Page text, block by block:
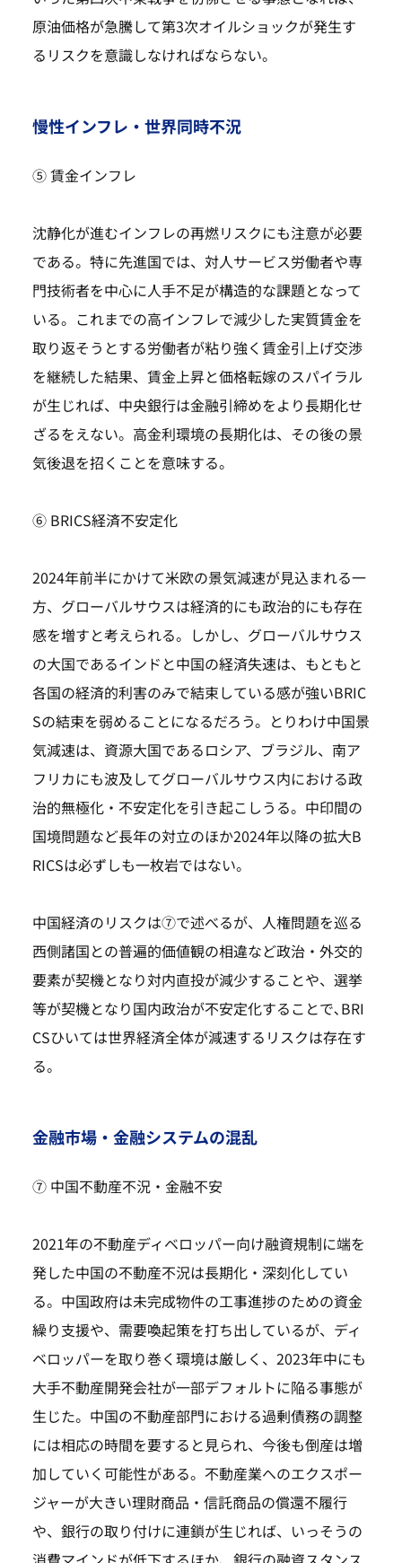
原油価格が急騰して第3次オイルショックが発生す
るリスクを意識しなければならない。
慢性インフレ・世界同時不況
⑤ 賃金インフレ
沈静化が進むインフレの再燃リスクにも注意が必要
である。特に先進国では、対人サービス労働者や専
門技術者を中心に人手不足が構造的な課題となって
いる。これまでの高インフレで減少した実質賃金を
取り返そうとする労働者が粘り強く賃金引上げ交渉
を継続した結果、賃金上昇と価格転嫁のスパイラル
が生じれば、中央銀行は金融引締めをより長期化せ
ざるをえない。高金利環境の長期化は、その後の景
気後退を招くことを意味する。
⑥ BRICS経済不安定化
2024年前半にかけて米欧の景気減速が見込まれる一
方、グローバルサウスは経済的にも政治的にも存在
感を増すと考えられる。しかし、グローバルサウス
の大国であるインドと中国の経済失速は、もともと
各国の経済的利害のみで結束している感が強いBRIC
Sの結束を弱めることになるだろう。とりわけ中国景
気減速は、資源大国であるロシア、ブラジル、南ア
フリカにも波及してグローバルサウス内における政
治的無極化・不安定化を引き起こしうる。中印間の
国境問題など長年の対立のほか2024年以降の拡大B
RICSは必ずしも一枚岩ではない。
中国経済のリスクは⑦で述べるが、人権問題を巡る
西側諸国との普遍的価値観の相違など政治・外交的
要素が契機となり対内直投が減少することや、選挙
等が契機となり国内政治が不安定化することで､BRI
CSひいては世界経済全体が減速するリスクは存在す
る。
金融市場・金融システムの混乱
⑦ 中国不動産不況・金融不安
2021年の不動産ディベロッパー向け融資規制に端を
発した中国の不動産不況は長期化・深刻化してい
る。中国政府は未完成物件の工事進捗のための資金
繰り支援や、需要喚起策を打ち出しているが、ディ
ベロッパーを取り巻く環境は厳しく、2023年中にも
大手不動産開発会社が一部デフォルトに陥る事態が
生じた。中国の不動産部門における過剰債務の調整
には相応の時間を要すると見られ、今後も倒産は増
加していく可能性がある。不動産業へのエクスポー
ジャーが大きい理財商品・信託商品の償還不履行
や、銀行の取り付けに連鎖が生じれば、いっそうの